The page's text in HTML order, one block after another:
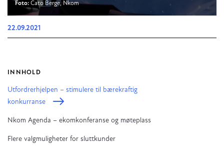
Foto: Cato Berge, Nkom
22.09.2021
INNHOLD
Utfordrerhjelpen – stimulere til bærekraftig
konkurranse
Nkom Agenda – ekomkonferanse og møteplass
Flere valgmuligheter for sluttkunder